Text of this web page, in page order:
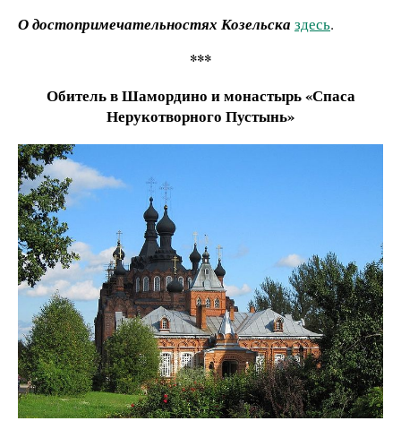
О достопримечательностях Козельска здесь.
***
Обитель в Шамордино имонастырь «Спаса
Нерукотворного Пустынь»